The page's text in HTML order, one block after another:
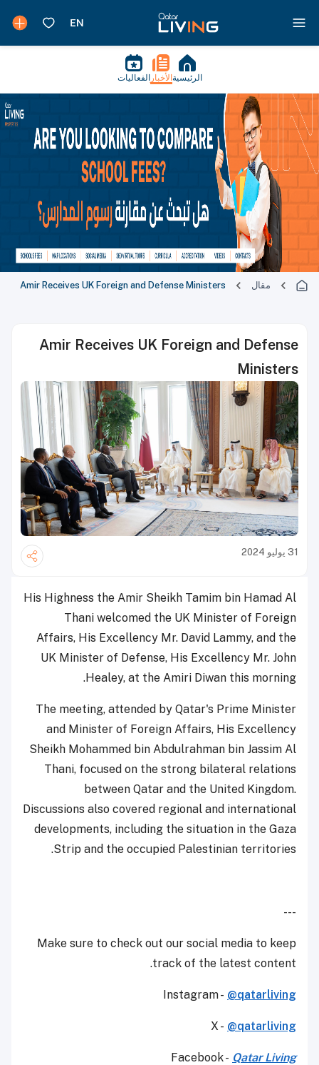
الرئيسية الأخبار الفعاليات
مقال Amir Receives UK Foreign and Defense Ministers
Amir Receives UK Foreign and Defense
Ministers
31 يوليو 2024
His Highness the Amir Sheikh Tamim bin Hamad Al
Thani welcomed the UK Minister of Foreign
Affairs, His Excellency Mr. David Lammy, and the
UK Minister of Defense, His Excellency Mr. John
Healey, at the Amiri Diwan this morning.
The meeting, attended by Qatar's Prime Minister
and Minister of Foreign Affairs, His Excellency
Sheikh Mohammed bin Abdulrahman bin Jassim Al
Thani, focused on the strong bilateral relations
between Qatar and the United Kingdom.
Discussions also covered regional and international
developments, including the situation in the Gaza
Strip and the occupied Palestinian territories.
---
Make sure to check out our social media to keep
track of the latest content.
Instagram - @qatarliving
X - @qatarliving
Facebook - Qatar Living